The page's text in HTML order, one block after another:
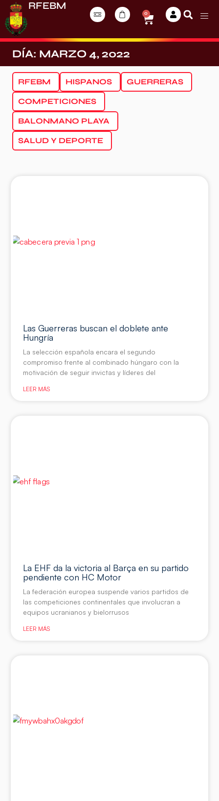
RFEBM
0
DÍA: MARZO 4, 2022
RFEBM HISPANOS GUERRERAS
COMPETICIONES
BALONMANO PLAYA
SALUD Y DEPORTE
Las Guerreras buscan el doblete ante
Hungría
La selección española encara el segundo
compromiso frente al combinado húngaro con la
motivación de seguir invictas y líderes del
LEER MÁS
La EHF da la victoria al Barça en su partido
pendiente con HC Motor
La federación europea suspende varios partidos de
las competiciones continentales que involucran a
equipos ucranianos y bielorrusos
LEER MÁS